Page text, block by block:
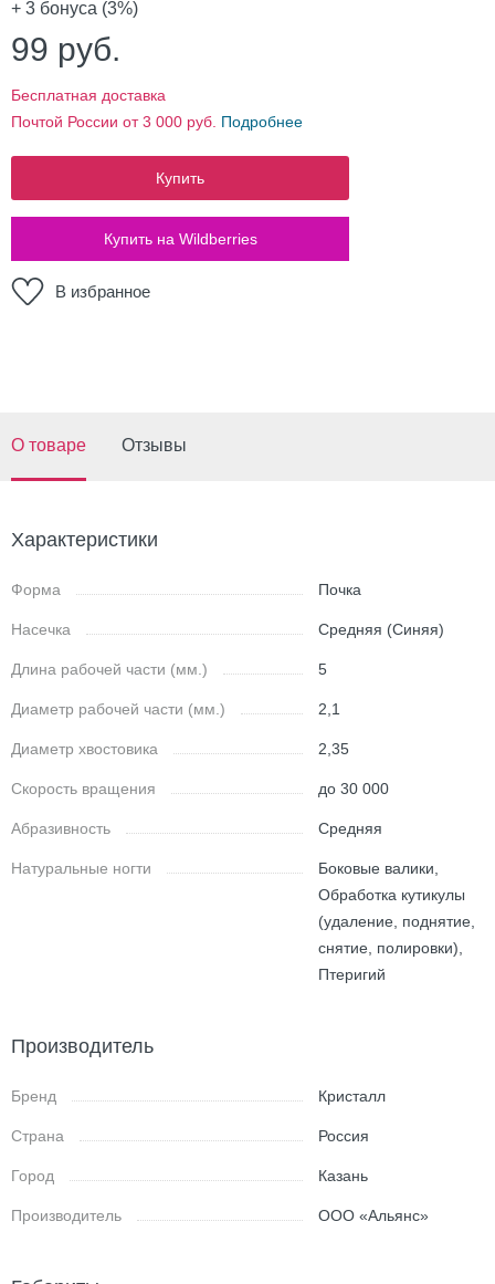
+ 3 бонуса (3%)
99 руб.
Бесплатная доставка
Почтой России от 3 000 руб. Подробнее
Купить
Купить на Wildberries
В избранное
О товаре Отзывы
Характеристики
Форма Почка
Насечка Средняя (Синяя)
Длина рабочей части (мм.) 5
Диаметр рабочей части (мм.) 2,1
Диаметр хвостовика 2,35
Скорость вращения до 30 000
Абразивность Средняя
Натуральные ногти
Боковые валики,
Обработка кутикулы
(удаление, поднятие,
снятие, полировки),
Птеригий
Производитель
Бренд Кристалл
Страна Россия
Город Казань
Производитель ООО «Альянс»